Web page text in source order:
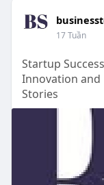
17 Tuần
Startup
Innovation and
Stories